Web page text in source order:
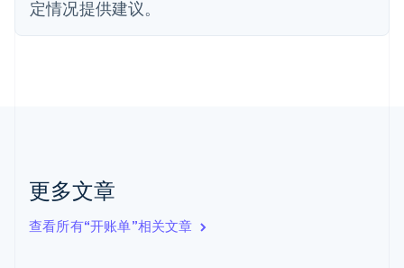
定情况提供建议。
更多文章
查看所有“开账单”相关文章
荷兰
立陶宛
列支敦士登